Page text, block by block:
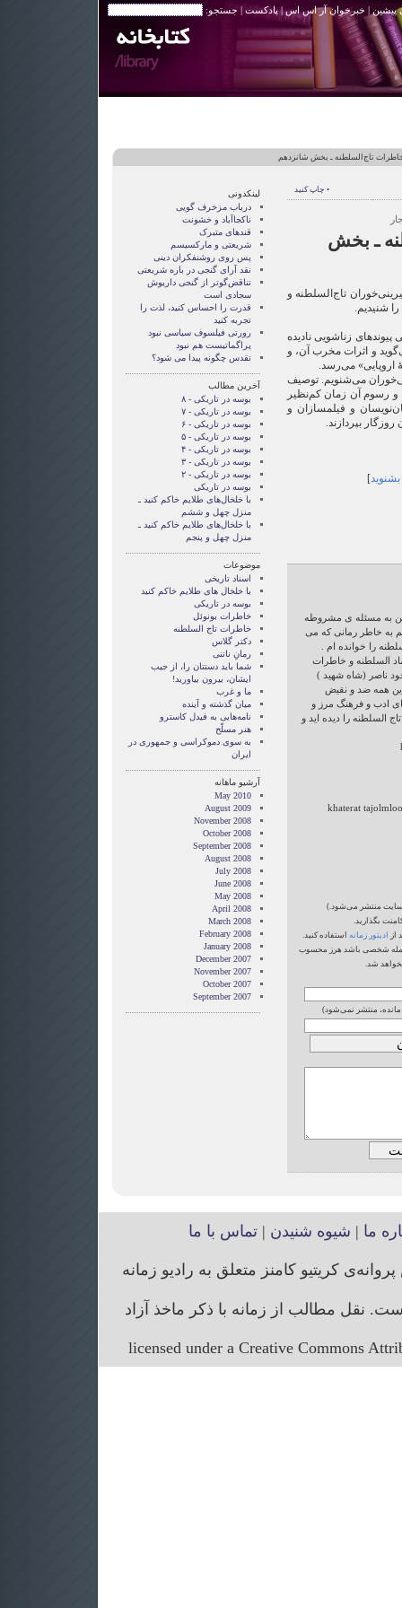
پیشین | خبرخوان آر اس اس|پادکست | جستجو:
تاج‌السلطنه ـ بخش شانزدهم
• چاپ کنید
ـ بخش
تاج‌السلطنه و
شنیدیم.
زناشویی نادیده
و اثرات مخرب آن، و
اروپایی» می‌رسد.
می‌شنویم. توصیف
رسوم آن زمان کم‌نظیر
و فیلمسازان و
روزگار بپردازند.
بشنوید]
به مسئله ی مشروطه
به خاطر رمانی که می
را خوانده ام .
السلطنه و خاطرات
ناصر (شاه شهید )
همه ضد و نقیض
ادب و فرهنگ مرز و
السلطنه را دیده اید و
khaterat
منتشر می‌شود.)
بگذارید.
از
ادیتور زمانه استفاده کنید.
حمله شخصی باشد هرز محسوب
شد.
مانده، منتشر نمی‌شود)
لینکدونی
درباب مزخرف گویی
ناکجاآباد و خشونت
قندهای متبرک
شریعتی و مارکسیسم
پس روی روشنفکران دینی
نقد آرای گنجی در باره شریعتی
تناقض‌گوتر از گنجی داريوش
سجادی است
قدرت را احساس کنید، لذت را
تجربه کنید
رورتی فيلسوف سياسی نبود
پراگماتيست هم نبود
تقدس چگونه پيدا می شود؟
آخرین مطالب
بوسه در تاریکی - ۸
بوسه در تاریکی - ۷
بوسه در تاریکی - ۶
بوسه در تاریکی - ۵
بوسه در تاریکی - ۴
بوسه در تاریکی - ۳
بوسه در تاریکی - ۲
بوسه در تاریکی
با خلخال‌های طلایم خاکم کنید ـ
منزل چهل و ششم
با خلخال‌های طلایم خاکم کنید ـ
منزل چهل و پنجم
موضوعات
اسناد تاریخی
با خلخال های طلایم خاکم کنید
بوسه در تاریکی
خاطرات بونوئل
خاطرات تاج السلطنه
دکتر گلاس
رمانِ ناتنی
شما بايد دستتان را، از جيب
ايشان، بيرون بياوريد!
ما و غرب
میان گذشته و آینده
نامه‌هایی به فیدل کاسترو
هنر مسلّح
‌به سوی دموکراسی و جمهوری در
ایران
آرشیو ماهانه
May 2010
August 2009
November 2008
October 2008
September 2008
August 2008
July 2008
June 2008
May 2008
April 2008
March 2008
February 2008
January 2008
December 2007
November 2007
October 2007
September 2007
ما | شیوه شنیدن |تماس با ما
کریتیو کامنز متعلق به رادیو زمانه
نقل مطالب از زمانه با ذکر ماخذ آزاد
licensed under a Creative Commons